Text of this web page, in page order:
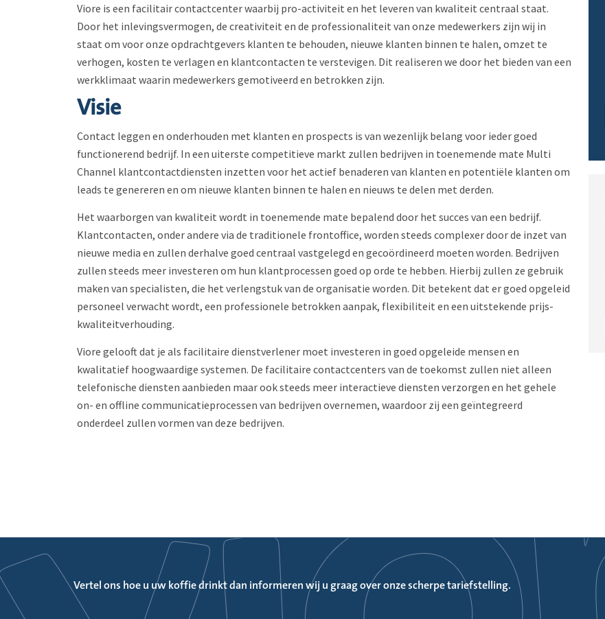
Viore is een facilitair contactcenter waarbij pro-activiteit en het leveren van kwaliteit centraal staat.
Door het inlevingsvermogen, de creativiteit en de professionaliteit van onze medewerkers zijn wij in
staat om voor onze opdrachtgevers klanten te behouden, nieuwe klanten binnen te halen, omzet te
verhogen, kosten te verlagen en klantcontacten te verstevigen. Dit realiseren we door het bieden van een
werkklimaat waarin medewerkers gemotiveerd en betrokken zijn.
Visie
Contact leggen en onderhouden met klanten en prospects is van wezenlijk belang voor ieder goed
functionerend bedrijf. In een uiterste competitieve markt zullen bedrijven in toenemende mate Multi
Channel klantcontactdiensten inzetten voor het actief benaderen van klanten en potentiële klanten om
leads te genereren en om nieuwe klanten binnen te halen en nieuws te delen met derden.
Het waarborgen van kwaliteit wordt in toenemende mate bepalend door het succes van een bedrijf.
Klantcontacten, onder andere via de traditionele frontoffice, worden steeds complexer door de inzet van
nieuwe media en zullen derhalve goed centraal vastgelegd en gecoördineerd moeten worden. Bedrijven
zullen steeds meer investeren om hun klantprocessen goed op orde te hebben. Hierbij zullen ze gebruik
maken van specialisten, die het verlengstuk van de organisatie worden. Dit betekent dat er goed opgeleid
personeel verwacht wordt, een professionele betrokken aanpak, flexibiliteit en een uitstekende prijs-
kwaliteitverhouding.
Viore gelooft dat je als facilitaire dienstverlener moet investeren in goed opgeleide mensen en
kwalitatief hoogwaardige systemen. De facilitaire contactcenters van de toekomst zullen niet alleen
telefonische diensten aanbieden maar ook steeds meer interactieve diensten verzorgen en het gehele
on- en offline communicatieprocessen van bedrijven overnemen, waardoor zij een geïntegreerd
onderdeel zullen vormen van deze bedrijven.
Vertel ons hoe u uw koffie drinkt dan informeren wij u graag over onze scherpe tariefstelling.
Wat bepaalt het succes van een regionaal top level domein?